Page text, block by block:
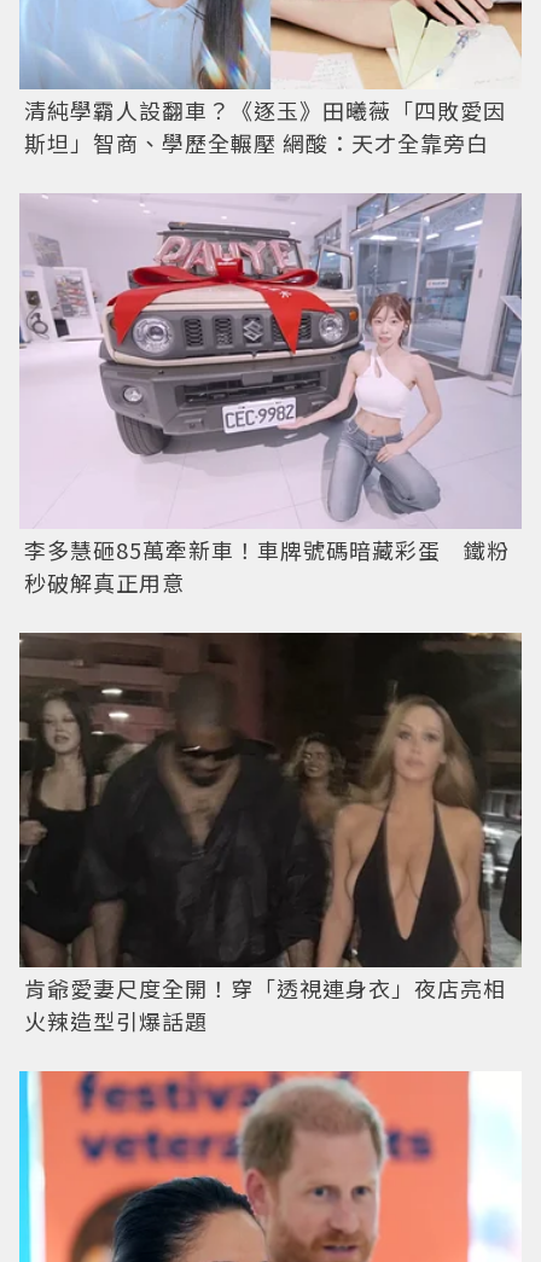
清純學霸人設翻車？《逐玉》田曦薇「四敗愛因
斯坦」智商、學歷全輾壓 網酸：天才全靠旁白
李多慧砸85萬牽新車！車牌號碼暗藏彩蛋 鐵粉
秒破解真正用意
肯爺愛妻尺度全開！穿「透視連身衣」夜店亮相
火辣造型引爆話題